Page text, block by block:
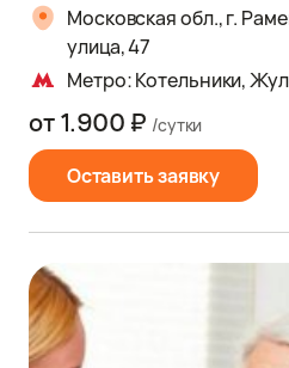
Московская обл., г.
улица, 47
Метро: Котельники,
Оставить заявку
от 1.900 ₽ /сутки